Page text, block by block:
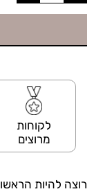
לקוחות
מרוצים
רוצה להיות